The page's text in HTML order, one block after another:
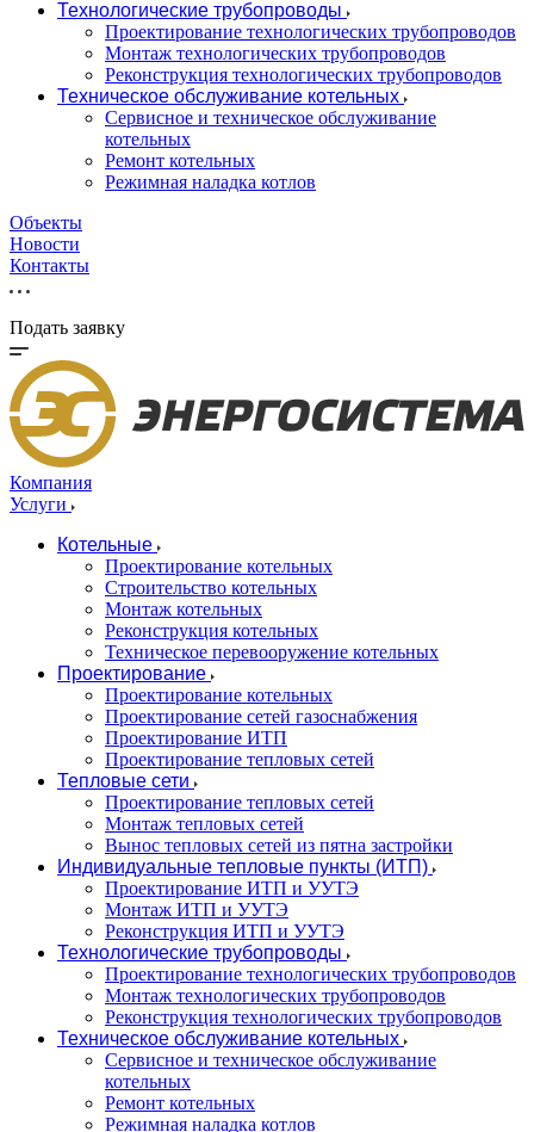
Технологические трубопроводы
Проектирование технологических трубопроводов
Монтаж технологических трубопроводов
Реконструкция технологических трубопроводов
Техническое обслуживание котельных
Сервисное и техническое обслуживание
котельных
Ремонт котельных
Режимная наладка котлов
Объекты
Новости
Контакты
Подать заявку
Компания
Услуги
Котельные
Проектирование котельных
Строительство котельных
Монтаж котельных
Реконструкция котельных
Техническое перевооружение котельных
Проектирование
Проектирование котельных
Проектирование сетей газоснабжения
Проектирование ИТП
Проектирование тепловых сетей
Тепловые сети
Проектирование тепловых сетей
Монтаж тепловых сетей
Вынос тепловых сетей из пятна застройки
Индивидуальные тепловые пункты (ИТП)
Проектирование ИТП и УУТЭ
Монтаж ИТП и УУТЭ
Реконструкция ИТП и УУТЭ
Технологические трубопроводы
Проектирование технологических трубопроводов
Монтаж технологических трубопроводов
Реконструкция технологических трубопроводов
Техническое обслуживание котельных
Сервисное и техническое обслуживание
котельных
Ремонт котельных
Режимная наладка котлов